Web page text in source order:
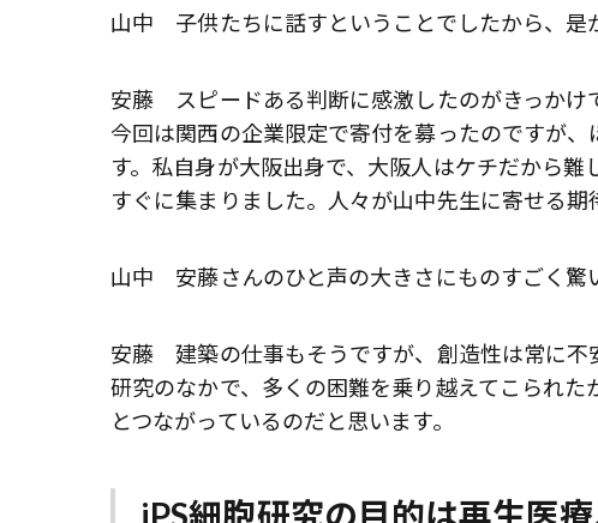
山中 子供たちに話すということでしたから、是
安藤 スピードある判断に感激したのがきっかけ
今回は関西の企業限定で寄付を募ったのですが
す。私自身が大阪出身で、大阪人はケチだから難
すぐに集まりました。人々が山中先生に寄せる期
山中 安藤さんのひと声の大きさにものすごく驚
安藤 建築の仕事もそうですが、創造性は常に不
研究のなかで、多くの困難を乗り越えてこられ
とつながっているのだと思います。